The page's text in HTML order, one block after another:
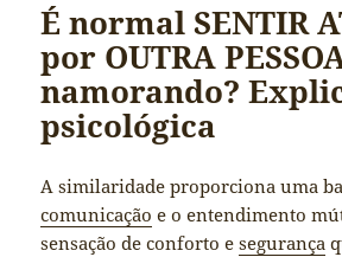
É normal SENTIR
por OUTRA
namorando?
psicológica
A similaridade proporciona uma
comunicação e o entendimento
sensação de conforto esegurança